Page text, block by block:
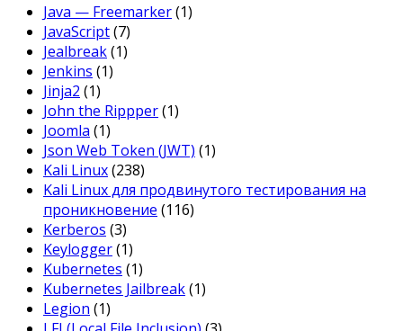
Java — Freemarker(1)
JavaScript(7)
Jealbreak(1)
Jenkins (1)
Jinja2 (1)
John the Rippper(1)
Joomla (1)
Json Web Token (JWT) (1)
Kali Linux(238)
Kali Linux для продвинутого тестирования на
проникновение (116)
Kerberos (3)
Keylogger(1)
Kubernetes (1)
Kubernetes Jailbreak(1)
Legion (1)